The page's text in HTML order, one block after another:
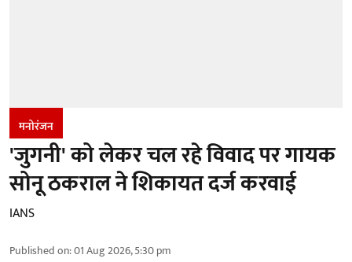
मनोरंजन
'जुगनी' को लेकर चल रहे विवाद पर गायक
सोनू ठकराल ने शिकायत दर्ज करवाई
IANS
Published on:01 Aug 2026, 5:30 pm